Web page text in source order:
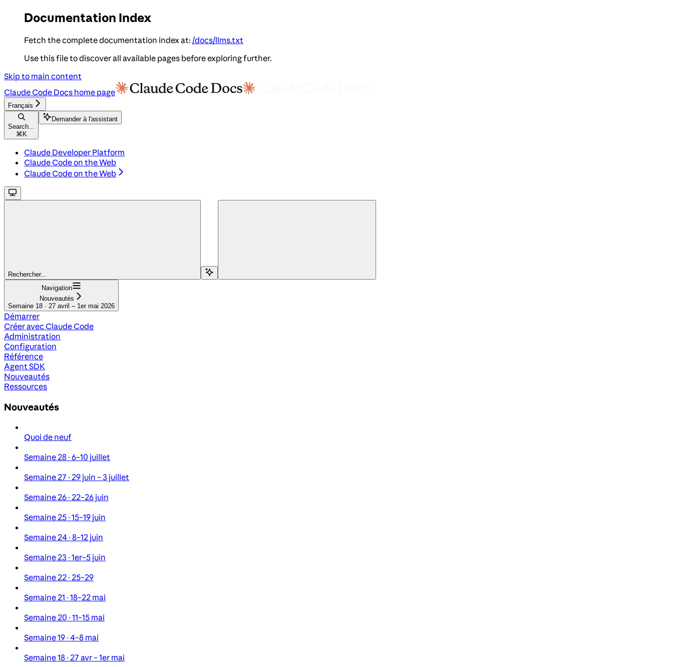
Documentation Index
Fetch the complete documentation index at: /docs/llms.txt
Use this file to discover all available pages before exploring further.
Skip to main content
Claude Code Docs home page
Français
Search...
⌘ K
Demander à l'assistant
Claude Developer Platform
Claude Code on the Web
Claude Code on the Web
Rechercher...
Navigation
Nouveautés
Semaine 18 · 27 avril – 1er mai 2026
Démarrer
Créer avec Claude Code
Administration
Configuration
Référence
Agent SDK
Nouveautés
Ressources
Nouveautés
Quoi de neuf
Semaine 28 · 6–10 juillet
Semaine 27 · 29 juin – 3 juillet
Semaine 26 · 22–26 juin
Semaine 25 · 15–19 juin
Semaine 24 · 8–12 juin
Semaine 23 · 1er–5 juin
Semaine 22 · 25–29
Semaine 21 · 18–22 mai
Semaine 20 · 11–15 mai
Semaine 19 · 4–8 mai
Semaine 18 · 27 avr – 1er mai